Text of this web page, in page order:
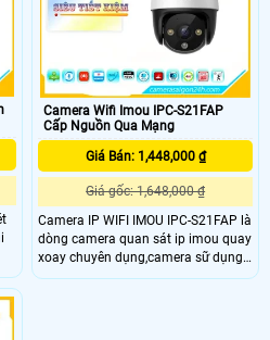
loa trong phạm vi 3m.
Camera Wifi Imou IPC-S21FAP
Cấp Nguồn Qua Mạng
Giá Bán: 1,448,000 ₫
Giá gốc: 1,648,000 ₫
Camera IP WIFI IMOU IPC-S21FAP là
dòng camera quan sát ip imou quay
xoay chuyên dụng,camera sữ dụng
cảm biến hình ảnh 2.0 megapixel